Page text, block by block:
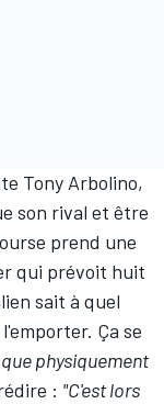
Tony Arbolino,
son rival et être
prend une
qui prévoit huit
sait à quel
Ça se
physiquement
: "C'est lors